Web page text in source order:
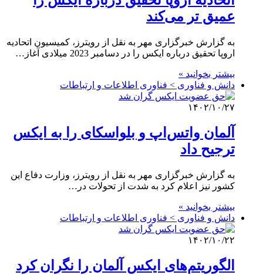
عمیق تر می‌کند
به گزارش خبرگزاری مهر به نقل از رویترز، کمیسیون اتحادیه
اروپا تحقیق درباره ایکس را در دسامبر 2023 میلادی آغاز…
بیشتر بخوانید »
دانش و فناوری > فناوری اطلاعات و ارتباطات
۱۴۰۲/۱۰/۲۷
آلمان واتس‌اپ و بلواسکای را به ایکس
ترجیح داد
به گزارش خبرگزاری مهر به نقل از رویترز، وزارت دفاع این
کشور نیز اعلام کرد به شدت از تحولات در…
بیشتر بخوانید »
دانش و فناوری > فناوری اطلاعات و ارتباطات
۱۴۰۲/۱۰/۲۲
الگوریتم‌های ایکس آلمان را نگران کرد